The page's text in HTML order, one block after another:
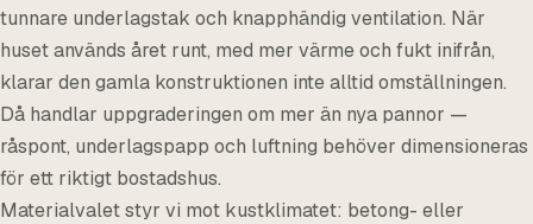
tunnare underlagstak och knapphändig ventilation. När
huset används året runt, med mer värme och fukt inifrån,
klarar den gamla konstruktionen inte alltid omställningen.
Då handlar uppgraderingen om mer än nya pannor —
råspont, underlagspapp och luftning behöver dimensioneras
för ett riktigt bostadshus.
Materialvalet styr vi mot kustklimatet: betong- eller